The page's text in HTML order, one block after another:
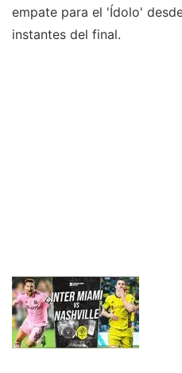
empate para el 'Ídolo'
instantes del final.